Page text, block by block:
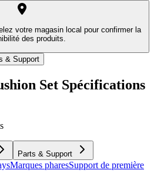
votre magasin local pour confirmer la
des produits.
& Support
Set Spécifications
Parts & Support
Marques pharesSupport de première